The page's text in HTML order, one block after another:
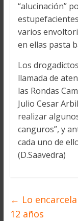
“alucinación”
varios
en ellas pasta
Los
llamada de
las Rondas
Julio Cesar
realizar
canguros”, y
cada uno de
(D.Saavedra)
← Lo
12 años